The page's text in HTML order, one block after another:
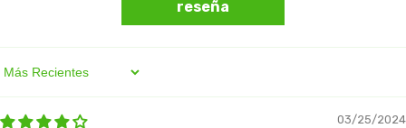
reseña
Sort By
03/25/2024